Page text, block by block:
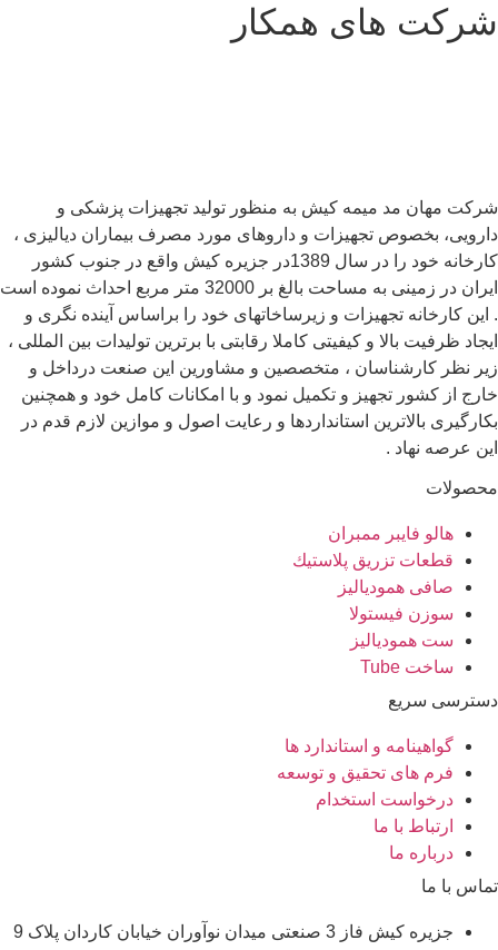
شرکت های همکار
شرکت مهان مد میمه کیش به منظور تولید تجهیزات پزشکی و
دارویی، بخصوص تجهیزات و داروهای مورد مصرف بیماران دیالیزی ،
کارخانه خود را در سال 1389در جزیره کیش واقع در جنوب کشور
ایران در زمینی به مساحت بالغ بر 32000 متر مربع احداث نموده است
. این کارخانه تجهیزات و زیرساخاتهای خود را براساس آینده نگری و
ایجاد ظرفیت بالا و کیفیتی کاملا رقابتی با برترین تولیدات بین المللی ،
زیر نظر کارشناسان ، متخصصین و مشاورین این صنعت درداخل و
خارج از کشور تجهیز و تکمیل نمود و با امکانات کامل خود و همچنین
بکارگیری بالاترین استانداردها و رعایت اصول و موازین لازم قدم در
این عرصه نهاد .
محصولات
هالو فایبر ممبران
قطعات تزريق پلاستيك
صافی همودیالیز
سوزن فیستولا
ست همودیالیز
ساخت Tube
دسترسی سریع
گواهینامه و استاندارد ها
فرم های تحقیق و توسعه
درخواست استخدام
ارتباط با ما
درباره ما
تماس با ما
جزیره کیش فاز 3 صنعتی میدان نوآوران خیابان کاردان پلاک 9